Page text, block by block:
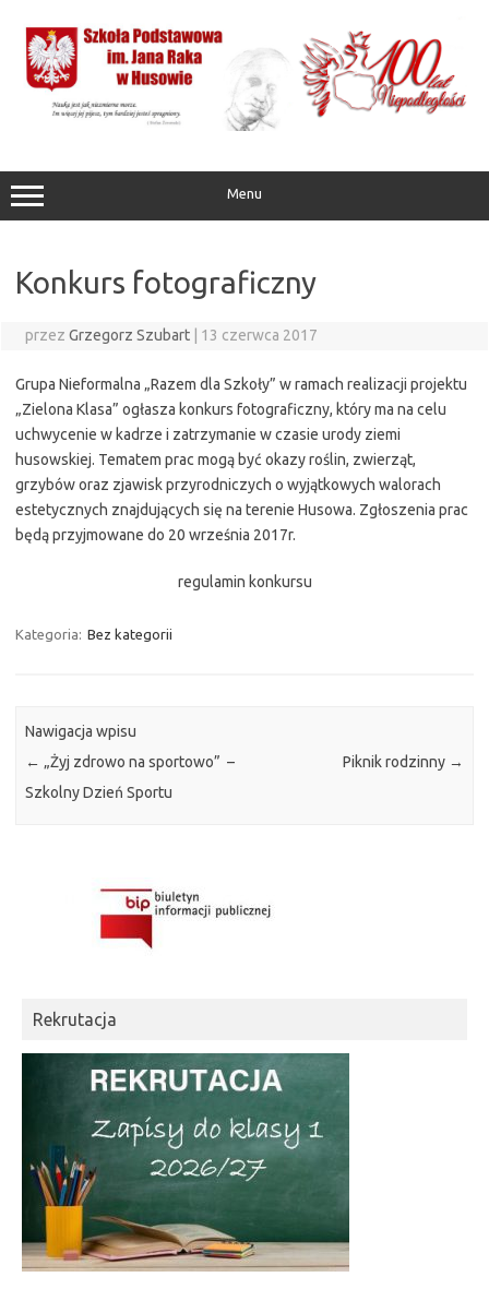
treści
Menu
Konkurs fotograficzny
przez Grzegorz Szubart | 13 czerwca 2017
Grupa Nieformalna „Razem dla Szkoły” w ramach realizacji projektu
„Zielona Klasa” ogłasza konkurs fotograficzny, który ma na celu
uchwycenie w kadrze i zatrzymanie w czasie urody ziemi
husowskiej. Tematem prac mogą być okazy roślin, zwierząt,
grzybów oraz zjawisk przyrodniczych o wyjątkowych walorach
estetycznych znajdujących się na terenie Husowa. Zgłoszenia prac
będą przyjmowane do 20 września 2017r.
regulamin konkursu
Kategoria: Bez kategorii
Nawigacja wpisu
← „Żyj zdrowo na sportowo” –
Szkolny Dzień Sportu
Piknik rodzinny →
Rekrutacja